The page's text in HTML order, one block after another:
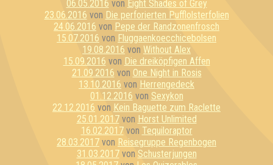
06.05.2016 von Eight Shades of Grey
23.06.2016 von Die perforierten Pufflolsterfolien
24.06.2016 von Pepe der Randzonenfrosch
15.07.2016 von Fluggaenkoecchicebolsen
19.08.2016 von Without Alex
15.09.2016 von Die dreiköpfigen Affen
21.09.2016 von One Night in Rosis
13.10.2016 von Herrengedeck
01.12.2016 von Sexykon
22.12.2016 von Kein Baguette zum Raclette
25.01.2017von Horst Unlimited
16.02.2017von Tequiloraptor
28.03.2017 von Reisegruppe Regenbogen
31.03.2017von Schusterjungen